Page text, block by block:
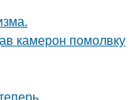
камерон помолвку